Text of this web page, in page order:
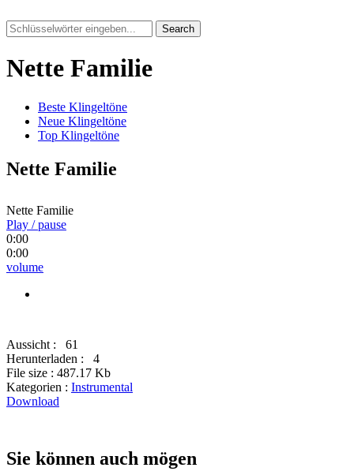
Search
Nette Familie
Beste Klingeltöne
Neue Klingeltöne
Top Klingeltöne
Nette Familie
Nette Familie
Play / pause
0:00
0:00
volume
Aussicht :
61
Herunterladen :
4
File size : 487.17 Kb
Kategorien : Instrumental
Download
Sie können auch mögen